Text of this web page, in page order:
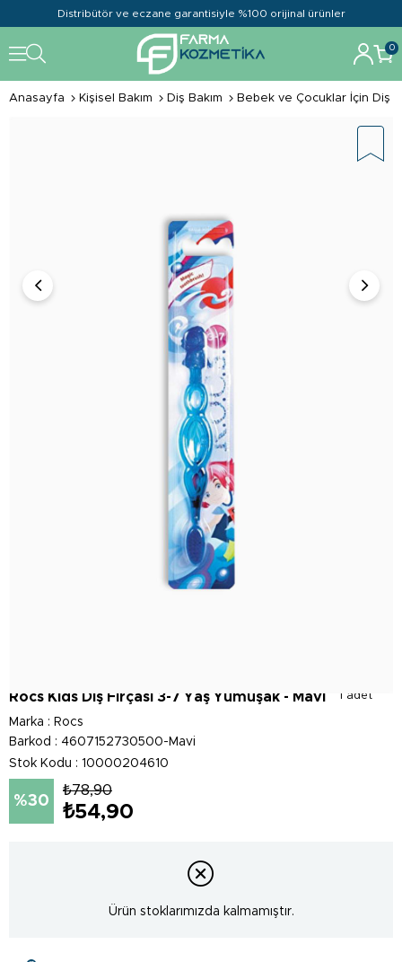
Distribütör ve eczane garantisiyle %100 orijinal ürünler
0
Anasayfa Kişisel Bakım Diş Bakım Bebek ve Çocuklar İçin Diş
1 adet
Rocs Kids Diş Fırçası 3-7 Yaş Yumuşak - Mavi
Marka : Rocs
Barkod : 4607152730500-Mavi
Stok Kodu
10000204610
30
₺78,90
₺54,90
Ürün stoklarımızda kalmamıştır.